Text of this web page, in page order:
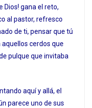
Dios! gana el reto,
al pastor, refresco
de ti, pensar que tú
cerdos que
pulque que invitaba
aquí y allá, el
parece uno de sus